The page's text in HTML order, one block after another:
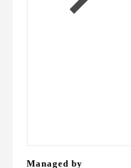
Managed by